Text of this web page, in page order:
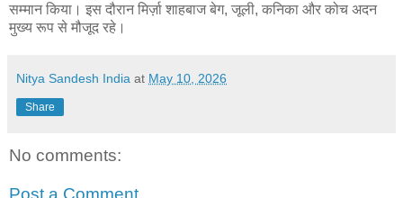
सम्मान किया। इस दौरान मिर्ज़ा शाहबाज बेग, जूली, कनिका और कोच अदन
मुख्य रूप से मौजूद रहे।
Nitya Sandesh India at May 10, 2026
Share
No comments:
Post a Comment